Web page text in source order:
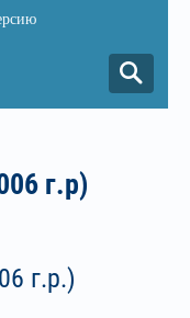
г.р)
г.р.)